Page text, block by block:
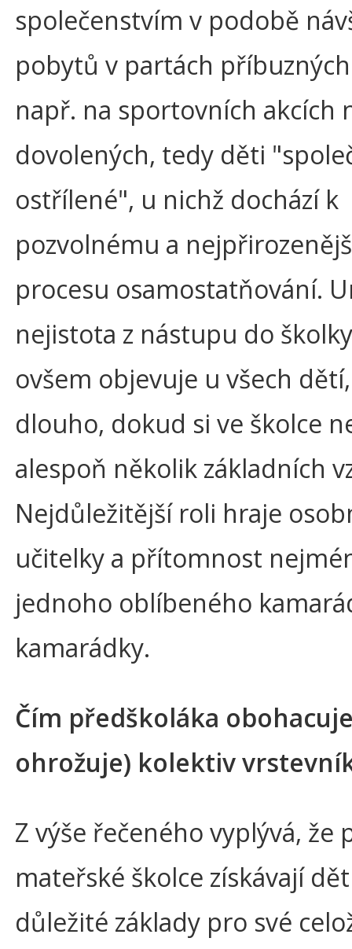
společenstvím v podobě
pobytů v partách
např. na sportovních akcích
dovolených, tedy děti
ostřílené", u nichž dochází k
pozvolnému a
procesu osamostatňování.
nejistota z nástupu do
ovšem objevuje u všech
dlouho, dokud si ve školce
alespoň několik základních
Nejdůležitější roli hraje
učitelky a přítomnost
jednoho oblíbeného
kamarádky.
Čím předškoláka
ohrožuje) kolektiv
Z výše řečeného vyplývá, že
mateřské školce získávají
důležité základy pro své